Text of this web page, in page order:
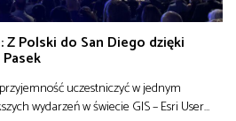
Polski do San Diego dzięki
uczestniczyć w jednym
wydarzeń w świecie GIS – Esri User…